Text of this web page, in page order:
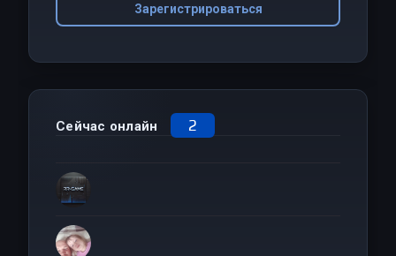
Зарегистрироваться
Сейчас онлайн 2